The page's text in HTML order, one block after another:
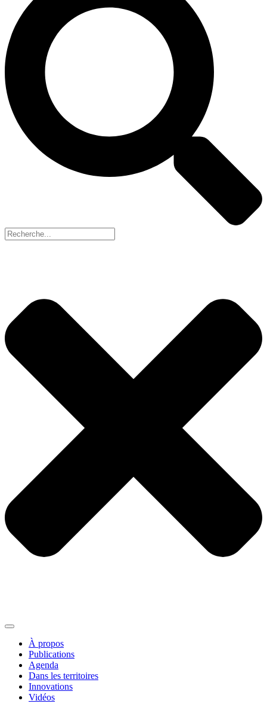
À propos
Publications
Agenda
Dans les territoires
Innovations
Vidéos